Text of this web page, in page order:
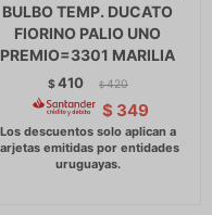
BULBO TEMP. DUCATO
FIORINO PALIO UNO
PREMIO=3301 MARILIA
$410 $ 420
$ 349